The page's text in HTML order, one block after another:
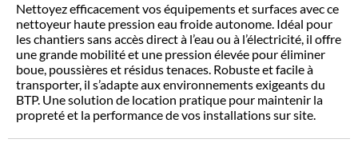
Nettoyez efficacement vos équipements et surfaces avec ce
nettoyeur haute pression eau froide autonome. Idéal pour
les chantiers sans accès direct à l’eau ou à l’électricité, il offre
une grande mobilité et une pression élevée pour éliminer
boue, poussières et résidus tenaces. Robuste et facile à
transporter, il s’adapte aux environnements exigeants du
BTP. Une solution de location pratique pour maintenir la
propreté et la performance de vos installations sur site.